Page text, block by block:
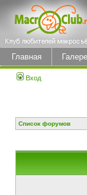
Главная
Вход
Список форумов